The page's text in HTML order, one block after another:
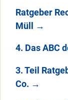
Ratgeber
Müll →
4. Das ABC
3. Teil
Co. →